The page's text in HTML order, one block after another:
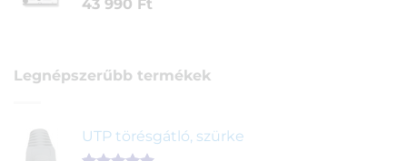
43 990 Ft
Legnépszerűbb termékek
UTP törésgátló, szürke